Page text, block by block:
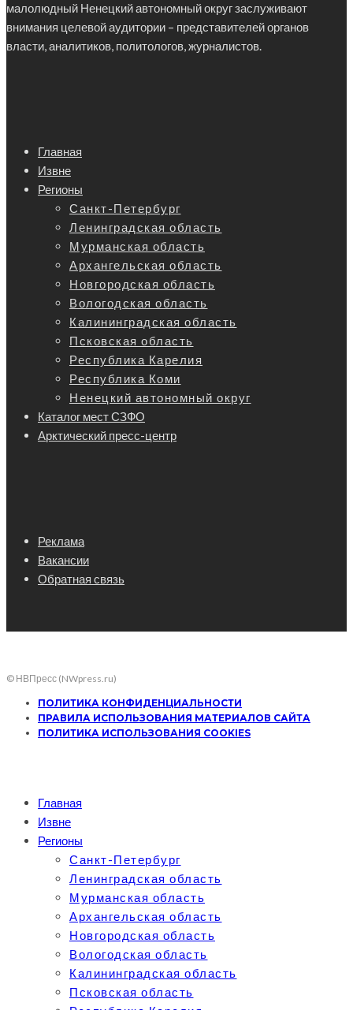
малолюдный Ненецкий автономный округ заслуживают
внимания целевой аудитории – представителей органов
власти, аналитиков, политологов, журналистов.
Главная
Извне
Регионы
Санкт-Петербург
Ленинградская область
Мурманская область
Архангельская область
Новгородская область
Вологодская область
Калининградская область
Псковская область
Республика Карелия
Республика Коми
Ненецкий автономный округ
Каталог мест СЗФО
Арктический пресс-центр
Реклама
Вакансии
Обратная связь
© НВПресс (NWpress.ru)
ПОЛИТИКА КОНФИДЕНЦИАЛЬНОСТИ
ПРАВИЛА ИСПОЛЬЗОВАНИЯ МАТЕРИАЛОВ САЙТА
ПОЛИТИКА ИСПОЛЬЗОВАНИЯ COOKIES
Главная
Извне
Регионы
Санкт-Петербург
Ленинградская область
Мурманская область
Архангельская область
Новгородская область
Вологодская область
Калининградская область
Псковская область